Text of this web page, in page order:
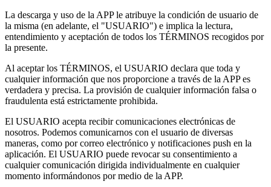
La descarga y uso de la APP le atribuye la condición de usuario de
la misma (en adelante, el "USUARIO") e implica la lectura,
entendimiento y aceptación de todos los TÉRMINOS recogidos por
la presente.
Al aceptar los TÉRMINOS, el USUARIO declara que toda y
cualquier información que nos proporcione a través de la APP es
verdadera y precisa. La provisión de cualquier información falsa o
fraudulenta está estrictamente prohibida.
El USUARIO acepta recibir comunicaciones electrónicas de
nosotros. Podemos comunicarnos con el usuario de diversas
maneras, como por correo electrónico y notificaciones push en la
aplicación. El USUARIO puede revocar su consentimiento a
cualquier comunicación dirigida individualmente en cualquier
momento informándonos por medio de la APP.